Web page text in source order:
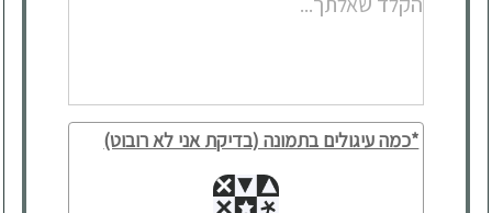
*כמה עיגולים בתמונה (בדיקת אני לא רובוט)